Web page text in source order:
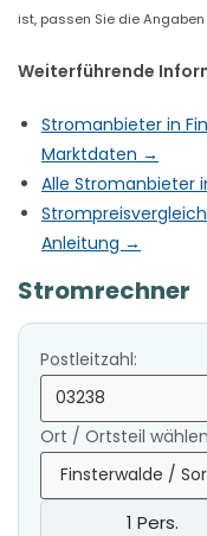
ist, passen Sie die
Weiterführende
Stromanbieter in
Marktdaten →
Alle Stromanbieter
Anleitung →
Stromrechner
Postleitzahl:
Ort / Ortsteil
1 Pers.